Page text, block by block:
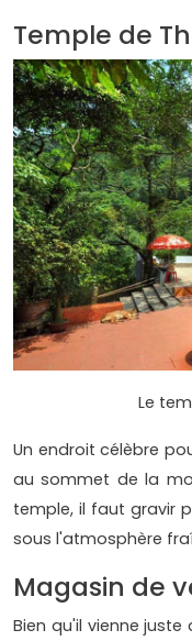
Temple de
Le
Un endroit célèbre
au sommet de la
temple, il faut gravir
sous l'atmosphère
Magasin de
Bien qu'il vienne